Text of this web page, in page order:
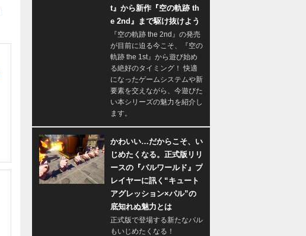
t』から新作『空の軌跡 th
e 2nd』まで駆け抜けよう
『空の軌跡 the 2nd』の発売
が目前に迫る今こそ、『空の
軌跡 the 1st』から遊び始め
る絶好のタイミング！ 快適
になったゲームシステムや新
要素を交えながら、今遊びた
い本シリーズの魅力を紹介し
ます。
かわいい…だからこそ、い
じめたくなる。正式版リリ
ースの『パルワールド』プ
レイヤーに訊く“キュート
アグレッション×パル”の
底知れぬ魅力とは
正式版で登場する新たなパル
もいじめたくなる！